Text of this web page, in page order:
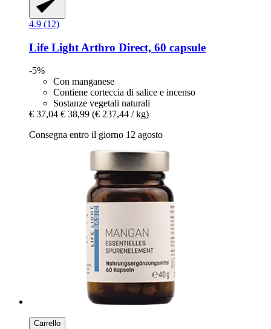
4.9 (12)
Life Light Arthro Direct, 60 capsule
-5%
Con manganese
Contiene corteccia di salice e incenso
Sostanze vegetali naturali
€ 37,04 € 38,99 (€ 237,44 / kg)
Consegna entro il giorno 12 agosto
Carrello